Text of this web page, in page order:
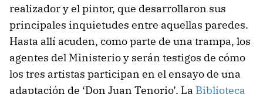
realizador y el pintor, que desarrollaron sus
principales inquietudes entre aquellas paredes.
Hasta allí acuden, como parte de una trampa, los
agentes del Ministerio y serán testigos de cómo
los tres artistas participan en el ensayo de una
adaptación de ‘Don Juan Tenorio’. La Biblioteca